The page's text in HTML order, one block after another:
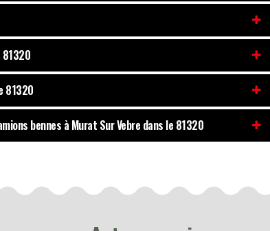
81320
81320
bennes à Murat Sur Vebre dans le 81320